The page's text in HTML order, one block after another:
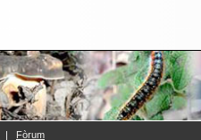
| Fòrum